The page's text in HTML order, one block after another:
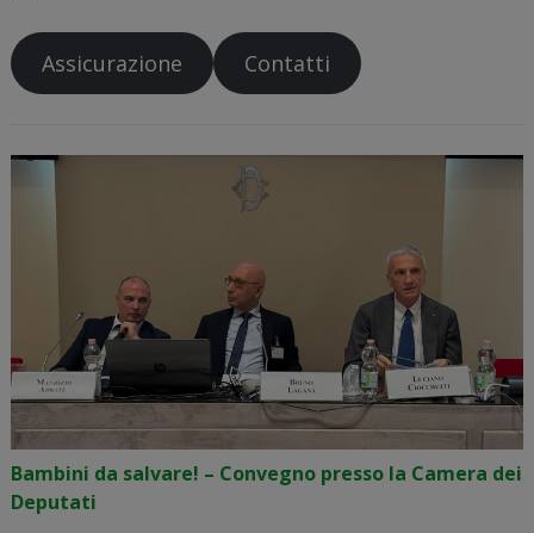
Assicurazione Contatti
Bambini da salvare! – Convegno presso la Camera dei
Deputati